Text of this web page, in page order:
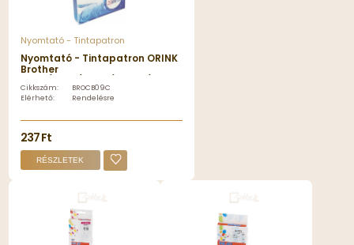
Nyomtató - Tintapatron
Nyomtató - Tintapatron ORINK
Brother
utángyártott Cyan tintapatron
- BROCB09C
Cikkszám:
BROCB09C
Elérhető:
Rendelésre
237 Ft
RÉSZLETEK